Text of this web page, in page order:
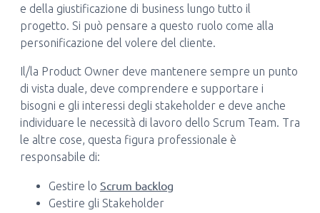
e della giustificazione di business lungo tutto il
progetto. Si può pensare a questo ruolo come alla
personificazione del volere del cliente.
Il/la Product Owner deve mantenere sempre un punto
di vista duale, deve comprendere e supportare i
bisogni e gli interessi degli stakeholder e deve anche
individuare le necessità di lavoro dello Scrum Team. Tra
le altre cose, questa figura professionale è
responsabile di:
Gestire lo Scrum backlog
Gestire gli Stakeholder